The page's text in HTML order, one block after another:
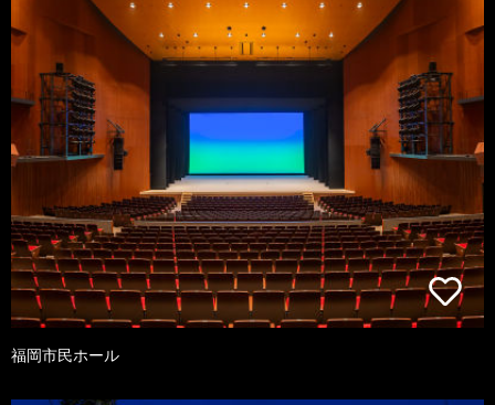
福岡市民ホール